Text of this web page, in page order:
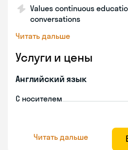
Values continuous
conversations
Читать дальше
Услуги и цены
Английский язык
С носителем
Читать дальше